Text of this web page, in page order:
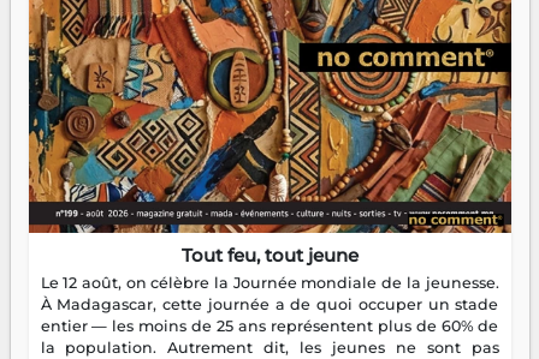
Tout feu, tout jeune
Le 12 août, on célèbre la Journée mondiale de la jeunesse.
À Madagascar, cette journée a de quoi occuper un stade
entier — les moins de 25 ans représentent plus de 60% de
la population. Autrement dit, les jeunes ne sont pas